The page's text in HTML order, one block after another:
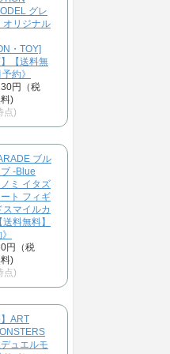
グレ
オリジナル
・TOY]
】【送料無
約》
円（税
)
点)
ブル
-Blue
ミ イタズ
ト フィギ
スマイルカ
料無料】
円（税
)
点)
】ART
ュエルモ